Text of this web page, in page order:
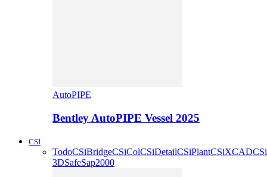
AutoPIPE
Bentley AutoPIPE Vessel 2025
CSI
TodoCSiBridgeCSiColCSiDetailCSiPlantCSiXCAD
3DSafeSap2000